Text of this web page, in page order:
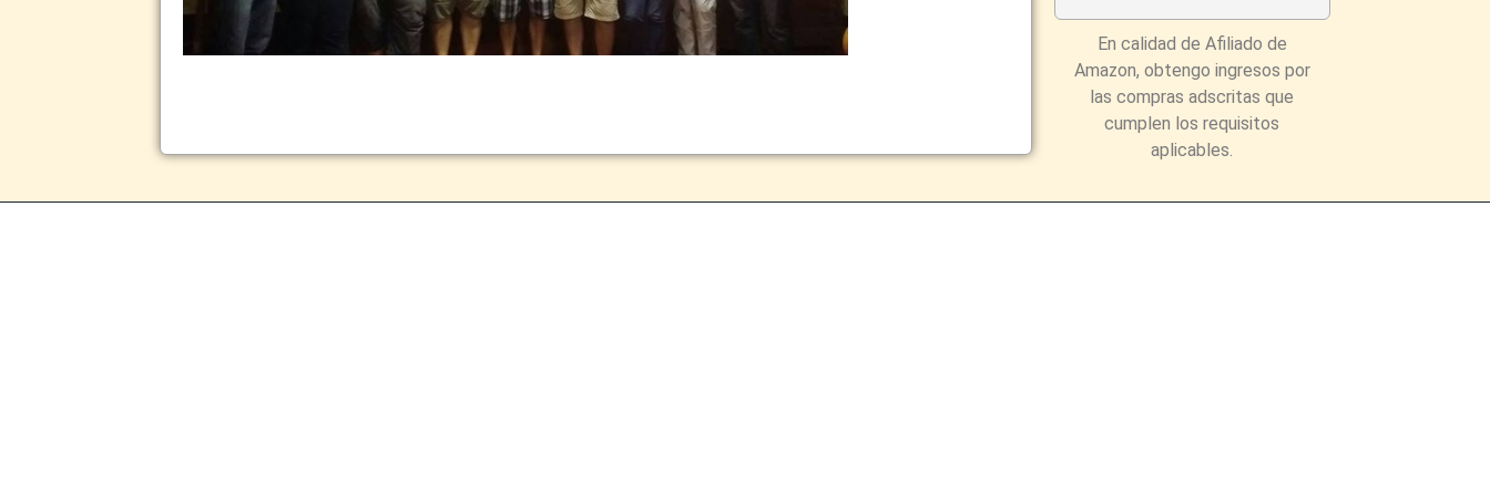
En calidad de Afiliado de
Amazon, obtengo ingresos por
las compras adscritas que
cumplen los requisitos
aplicables.